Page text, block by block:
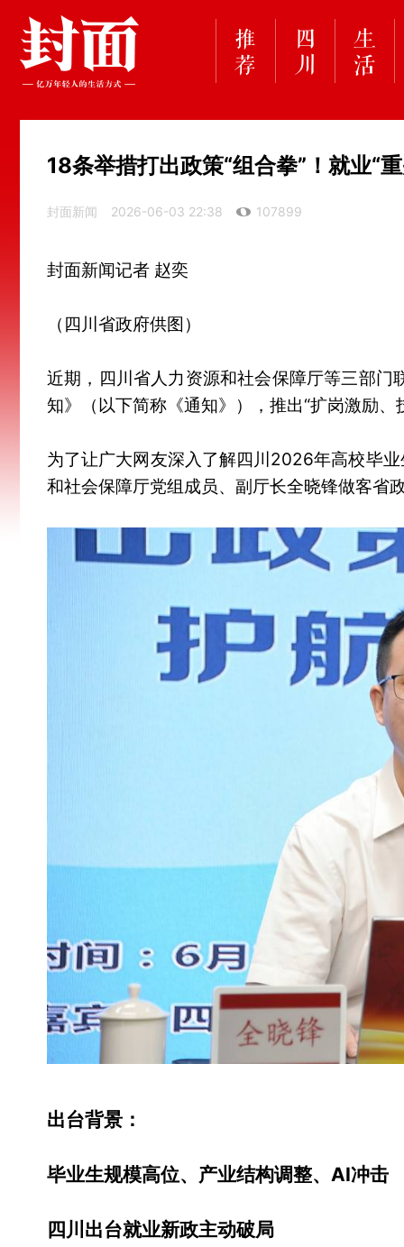
18条举措打出政策“组合拳”！就业“
封面新闻 2026-06-03 22:38 107899
封面新闻记者 赵奕
（四川省政府供图）
近期，四川省人力资源和社会保障厅等三部
知》（以下简称《通知》），推出“扩岗激励
为了让广大网友深入了解四川2026年高校毕
和社会保障厅党组成员、副厅长全晓锋做客省
出台背景：
毕业生规模高位、产业结构调整、AI冲击
四川出台就业新政主动破局